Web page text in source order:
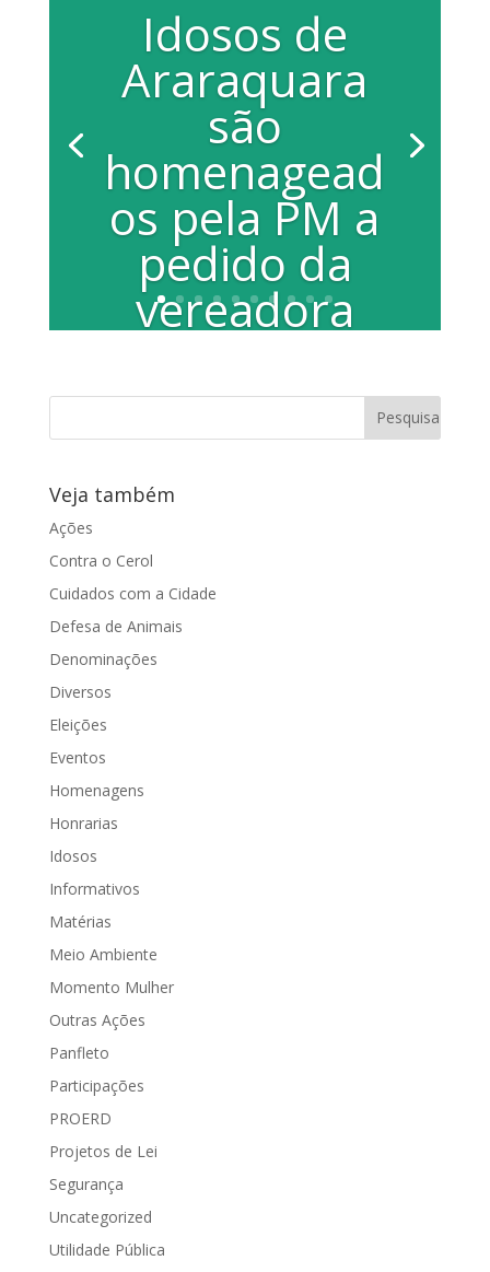
Idosos de
Araraquara
são
homenagead
os pela PM a
pedido da
vereadora
Damus
foi bastante movimentada para alguns...
Veja também
Ações
Contra o Cerol
Cuidados com a Cidade
Defesa de Animais
Denominações
Diversos
Eleições
Eventos
Homenagens
Honrarias
Idosos
Informativos
Matérias
Meio Ambiente
Momento Mulher
Outras Ações
Panfleto
Participações
PROERD
Projetos de Lei
Segurança
Uncategorized
Utilidade Pública